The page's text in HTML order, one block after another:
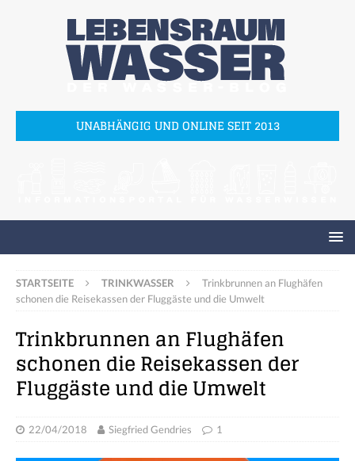
UNABHÄNGIG UND ONLINE SEIT 2013
STARTSEITE TRINKWASSER
Trinkbrunnen an Flughäfen
schonen die Reisekassen der Fluggäste und die Umwelt
Trinkbrunnen an Flughäfen
schonen die Reisekassen der
Fluggäste und die Umwelt
22/04/2018 Siegfried Gendries 1